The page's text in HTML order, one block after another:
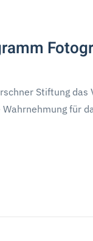
Stiftung das
für